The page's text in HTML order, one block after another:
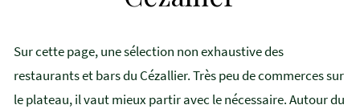
Sur cette page, une sélection non exhaustive des
restaurants et bars du Cézallier. Très peu de commerces sur
le plateau, il vaut mieux partir avec le nécessaire. Autour du